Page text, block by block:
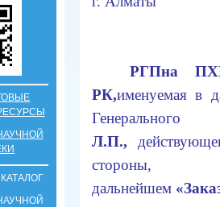
РГПна
РК,именуемая в
Г
Л.П.,
дальнейшем